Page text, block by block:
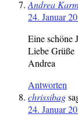
Andrea
24. Januar
Eine schöne
Liebe Grüße
Andrea
Antworten
chrissibag
24. Januar